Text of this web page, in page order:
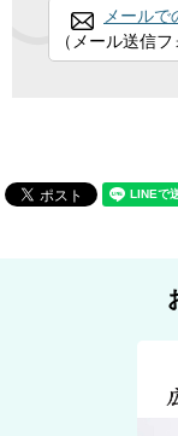
メールで
（メール送信